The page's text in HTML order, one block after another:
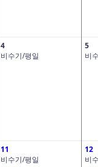
4
비수기/평일
5
비
11
비수기/평일
12
비